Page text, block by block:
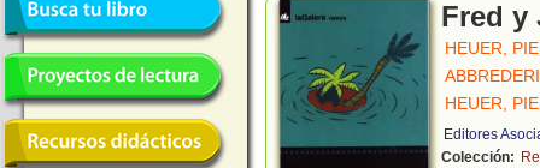
Fred y
HEUER,
HEUER,
Editores
Colección: